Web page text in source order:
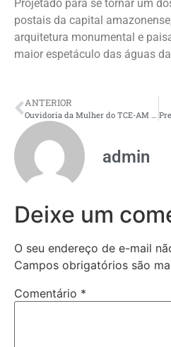
Projetado para se tornar um
postais da capital
arquitetura monumental e
maior espetáculo das águas
ANTERIOR
Ouvidoria da Mulher do TCE-AM compartilha experiência com tribunais de outros estados
admin
Deixe um
O seu endereço de e-mail
Campos obrigatórios são
Comentário *